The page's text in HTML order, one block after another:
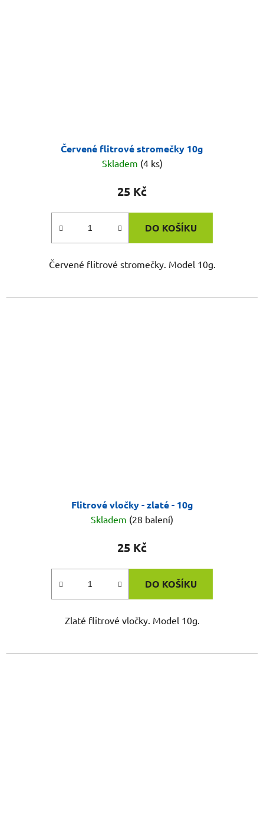
Červené flitrové stromečky 10g
Skladem (4 ks)
25 Kč
DO KOŠÍKU
Červené flitrové stromečky. Model 10g.
Flitrové vločky - zlaté - 10g
Skladem (28 balení)
25 Kč
DO KOŠÍKU
Zlaté flitrové vločky. Model 10g.